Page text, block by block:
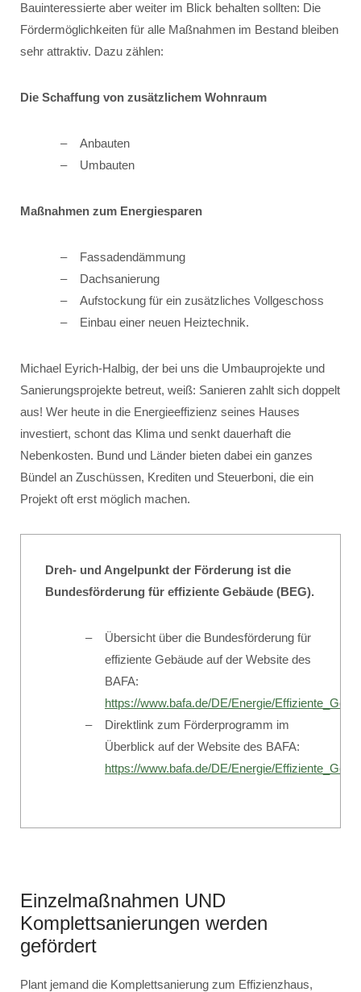
Bauinteressierte aber weiter im Blick behalten sollten: Die
Fördermöglichkeiten für alle Maßnahmen im Bestand bleiben
sehr attraktiv. Dazu zählen:
Die Schaffung von zusätzlichem Wohnraum
Anbauten
Umbauten
Maßnahmen zum Energiesparen
Fassadendämmung
Dachsanierung
Aufstockung für ein zusätzliches Vollgeschoss
Einbau einer neuen Heiztechnik.
Michael Eyrich-Halbig, der bei uns die Umbauprojekte und
Sanierungsprojekte betreut, weiß: Sanieren zahlt sich doppelt
aus! Wer heute in die Energieeffizienz seines Hauses
investiert, schont das Klima und senkt dauerhaft die
Nebenkosten. Bund und Länder bieten dabei ein ganzes
Bündel an Zuschüssen, Krediten und Steuerboni, die ein
Projekt oft erst möglich machen.
Dreh- und Angelpunkt der Förderung ist die
Bundesförderung für effiziente Gebäude (BEG).
Übersicht über die Bundesförderung für
effiziente Gebäude auf der Website des
BAFA:
https://www.bafa.de/DE/Energie/
Direktlink zum Förderprogramm im
Überblick auf der Website des BAFA:
https://www.bafa.de/DE/Energie/
Einzelmaßnahmen UND
Komplettsanierungen werden
gefördert
Plant jemand die Komplettsanierung zum Effizienzhaus,